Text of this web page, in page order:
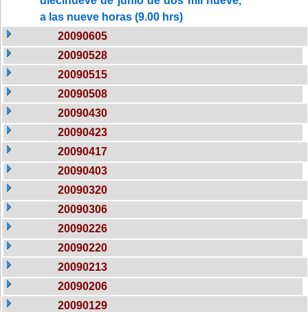
a las nueve horas (9.00 hrs)
20090605
20090528
20090515
20090508
20090430
20090423
20090417
20090403
20090320
20090306
20090226
20090220
20090213
20090206
20090129